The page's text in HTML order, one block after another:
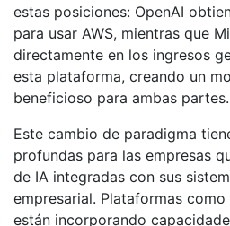
estas posiciones: OpenAI
para usar AWS, mientras que
directamente en los ingresos
esta plataforma, creando un
beneficioso para ambas partes.
Este cambio de paradigma
profundas para las empresas
de IA integradas con sus
empresarial. Plataformas como
están incorporando